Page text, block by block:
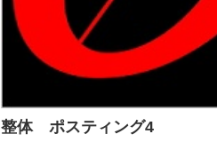
整体 ポスティング4